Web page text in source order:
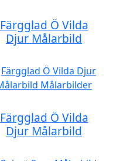
Färgglad Ö Vilda
Djur Målarbild
Färgglad Ö Vilda
Djur Målarbild